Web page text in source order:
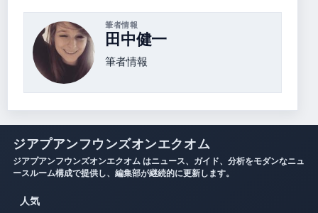
筆者情報
田中健一
筆者情報
ジアプアンフウンズオンエクオム
ジアプアンフウンズオンエクオム はニュース、ガイド、分析をモダンなニュ
ースルーム構成で提供し、編集部が継続的に更新します。
人気